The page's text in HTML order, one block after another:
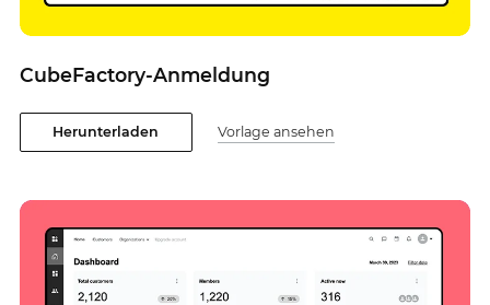
CubeFactory-Anmeldung
Herunterladen Vorlage ansehen